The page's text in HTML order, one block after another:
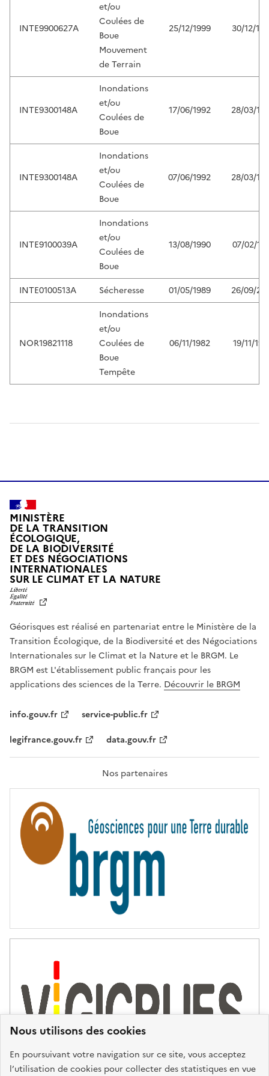
Nous utilisons des cookies
En poursuivant votre navigation sur ce site, vous acceptez
l’utilisation de cookies pour collecter des statistiques en vue
INTE9900627A
et/ou
Coulées de
Boue
Mouvement
de Terrain
25/12/1999 30/12/
INTE9300148A
Inondations
et/ou
Coulées de
Boue
17/06/1992 28/03/
INTE9300148A
Inondations
et/ou
Coulées de
Boue
07/06/1992 28/03/
INTE9100039A
Inondations
et/ou
Coulées de
Boue
13/08/1990 07/02/
INTE0100513A Sécheresse 01/05/1989 26/09/
NOR19821118
Inondations
et/ou
Coulées de
Boue
Tempête
06/11/1982 19/11/
MINISTÈRE
DE LA TRANSITION
ÉCOLOGIQUE,
DE LA BIODIVERSITÉ
ET DES NÉGOCIATIONS
INTERNATIONALES
SUR LE CLIMAT ET LA NATUREL
T
É
,
É
G
A
L
F
A
T
R
T
É
Géorisques est réalisé en partenariat entre le Ministère de la
Transition Écologique, de la Biodiversité et des Négociations
Internationales sur le Climat et la Nature et le BRGM. Le
BRGM est L'établissement public français pour les
applications des sciences de la Terre. Découvrir le BRGM
info.gouv.fr
service-public.fr
legifrance.gouv.fr
data.gouv.fr
Nos partenaires